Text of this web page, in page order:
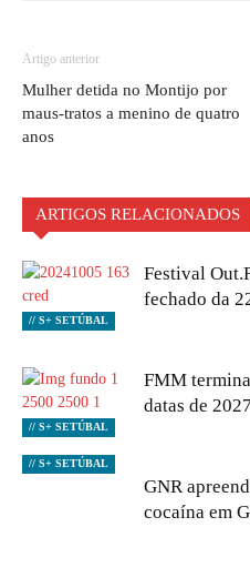
Artigo anterior
Mulher detida no Montijo por
maus-tratos a menino de quatro
anos
ARTIGOS RELACIONADOS
// S+ SETÚBAL
Festival
fechado da
// S+ SETÚBAL
FMM
datas de
// S+ SETÚBAL
GNR
cocaína em